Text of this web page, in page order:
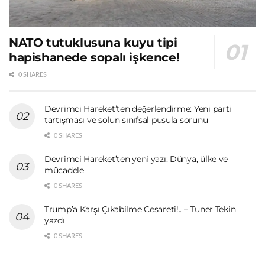
NATO tutuklusuna kuyu tipi
hapishanede sopalı işkence!
0 SHARES
Devrimci Hareket’ten değerlendirme: Yeni parti
tartışması ve solun sınıfsal pusula sorunu
0 SHARES
Devrimci Hareket’ten yeni yazı: Dünya, ülke ve
mücadele
0 SHARES
Trump’a Karşı Çıkabilme Cesareti!.. – Tuner Tekin
yazdı
0 SHARES